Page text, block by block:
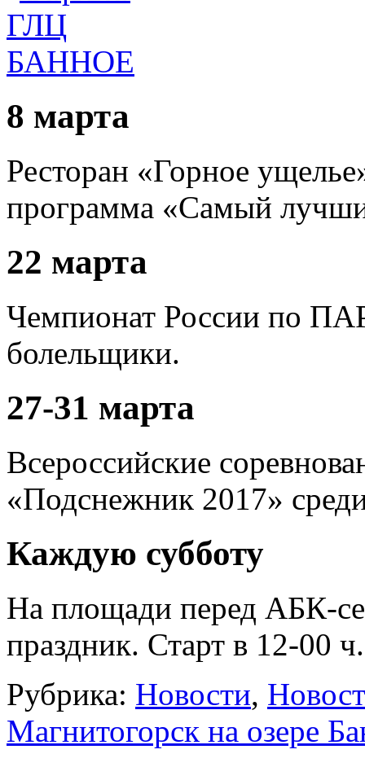
8 марта
Ресторан «Горное
программа «Самый
22 марта
Чемпионат России по
болельщики.
27-31 марта
Всероссийские
«Подснежник 2017»
Каждую субботу
На площади перед АБК-
праздник. Старт в 12-00 ч.
Рубрика: Новости,
Магнитогорск на озере